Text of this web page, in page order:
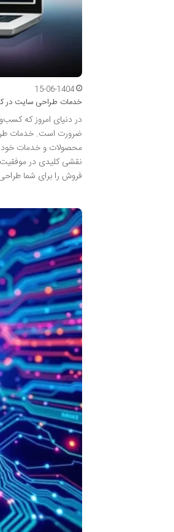
15-06-1404
خدمات طراحی سایت در
در دنیای امروز که
ضرورت است. خدمات
محصولات و خدمات خود
نقشی کلیدی در موفقیت
فروش را برای شما